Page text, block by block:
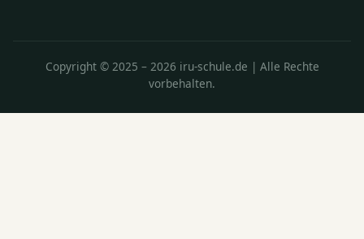
Copyright © 2025 – 2026 iru-schule.de | Alle Rechte
vorbehalten.